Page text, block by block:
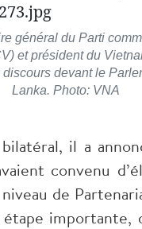
général du Parti
et président du
devant le
Lanka. Photo: VNA
il a
convenu
de
étape importante,